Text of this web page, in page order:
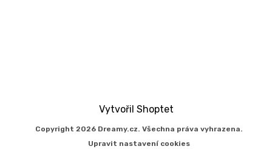
Vytvořil Shoptet
Copyright 2026 Dreamy.cz. Všechna práva vyhrazena.
Upravit nastavení cookies